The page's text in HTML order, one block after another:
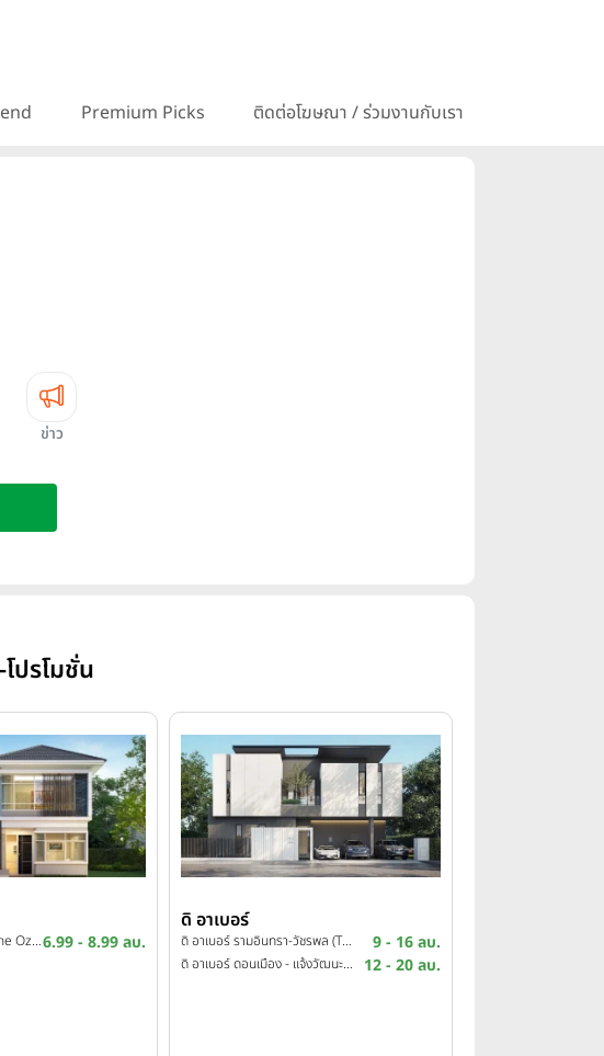
Premium Picks ติดต่อโฆษณา / ร่วมงานกับเรา
ข่าว
ปรโมชั่น
ดิ โอโซน รามอินทรา (The Ozone Ramindra)6.99 - 8.99 ลบ.
ดิ อาเบอร์
ดิ อาเบอร์ รามอินทรา-วัชรพล (The Arbor Ramintra-Watcharapol) 9 - 16 ลบ.
ดิ อาเบอร์ ดอนเมือง - แจ้งวัฒนะ (The Arbor Donmueang-Chaengwattana) 12 - 20 ลบ.